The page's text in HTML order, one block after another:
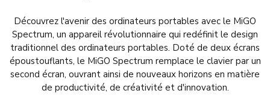
Découvrez l'avenir des ordinateurs portables avec le MiGO
Spectrum, un appareil révolutionnaire qui redéfinit le design
traditionnel des ordinateurs portables. Doté de deux écrans
époustouflants, le MiGO Spectrum remplace le clavier par un
second écran, ouvrant ainsi de nouveaux horizons en matière
de productivité, de créativité et d'innovation.